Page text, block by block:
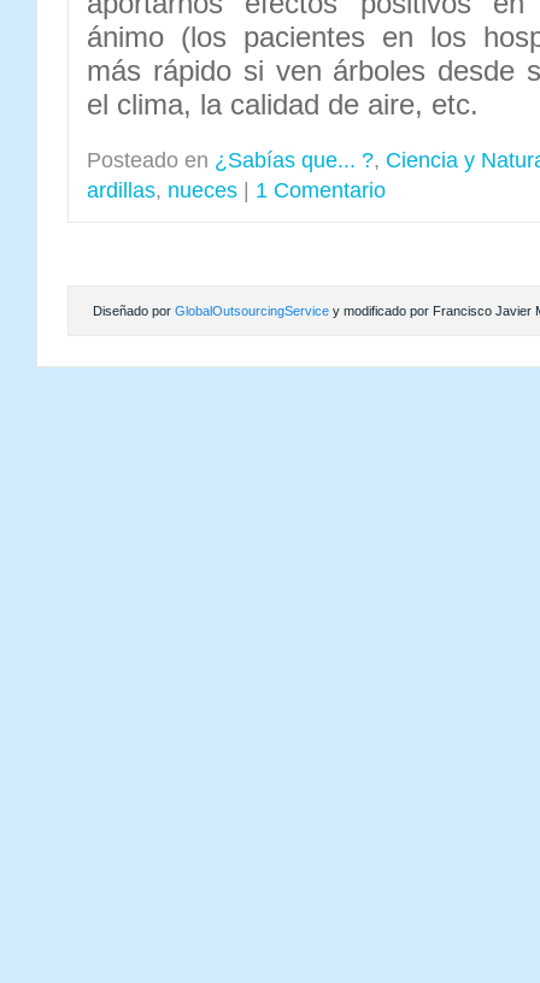
ánimo (los pacientes en los
más rápido si ven árboles desde
el clima, la calidad de aire, etc.
Posteado en ¿Sabías que... ?, Ciencia y
ardillas, nueces | 1 Comentario
Diseñado por GlobalOutsourcingService y modificado por Francisco Javier